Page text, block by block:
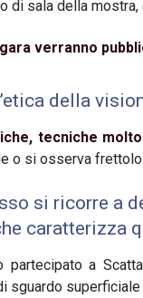
sala della
verranno
della
tecniche
o si osserva
si ricorre
caratterizza
a
sguardo